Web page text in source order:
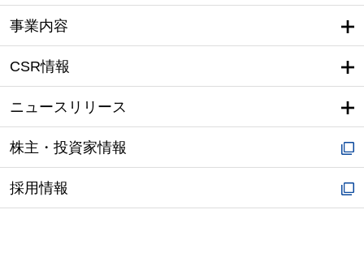
事業内容
CSR情報
ニュースリリース
株主・投資家情報
採用情報